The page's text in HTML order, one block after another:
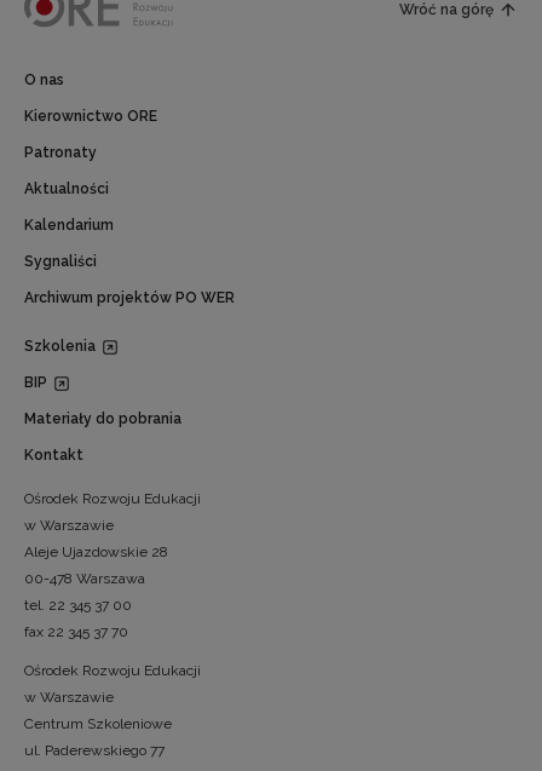
Wróć na górę
O nas
Kierownictwo ORE
Patronaty
Aktualności
Kalendarium
Sygnaliści
Archiwum projektów PO WER
Szkolenia
BIP
Materiały do pobrania
Kontakt
Ośrodek Rozwoju Edukacji
w Warszawie
Aleje Ujazdowskie 28
00-478 Warszawa
tel. 22 345 37 00
fax 22 345 37 70
Ośrodek Rozwoju Edukacji
w Warszawie
Centrum Szkoleniowe
ul. Paderewskiego 77